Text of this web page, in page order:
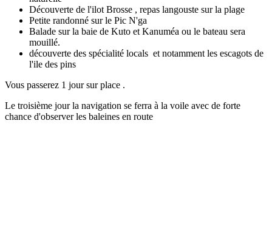
Découverte de l'ilot Brosse , repas langouste sur la plage
Petite randonné sur le Pic N'ga
Balade sur la baie de Kuto et Kanuméa ou le bateau sera
mouillé.
découverte des spécialité locals et notamment les escagots de
l'ile des pins
Vous passerez 1 jour sur place .
Le troisième jour la navigation se ferra à la voile avec de forte
chance d'observer les baleines en route